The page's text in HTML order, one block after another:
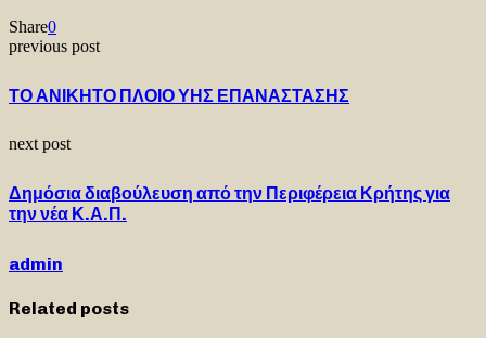
Share0
previous post
ΤΟ ΑΝΙΚΗΤΟ ΠΛΟΙΟ ΥΗΣ ΕΠΑΝΑΣΤΑΣΗΣ
next post
Δημόσια διαβούλευση από την Περιφέρεια Κρήτης για
την νέα Κ.Α.Π.
admin
Related posts